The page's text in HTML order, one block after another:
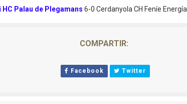
HC Palau de Plegamans 6-0 Cerdanyola CH Feníe Energía
COMPARTIR:
Facebook Twitter